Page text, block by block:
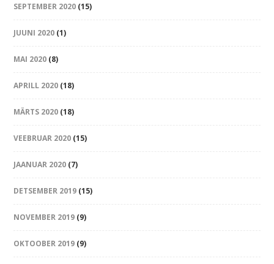
SEPTEMBER 2020 (15)
JUUNI 2020 (1)
MAI 2020 (8)
APRILL 2020 (18)
MÄRTS 2020 (18)
VEEBRUAR 2020 (15)
JAANUAR 2020 (7)
DETSEMBER 2019 (15)
NOVEMBER 2019 (9)
OKTOOBER 2019 (9)